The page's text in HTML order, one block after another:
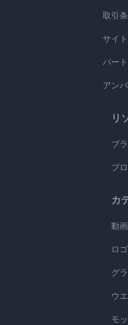
取引
サイ
パー
アン
リ
ブ
ブ
カ
動画
ロゴ
グ
ウ
モ